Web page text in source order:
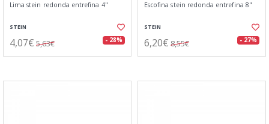
Lima stein redonda entrefina 4"
STEIN
4,07€ 5,63€ - 28%
Escofina stein redonda entrefina 8"
STEIN
6,20€ 8,55€ - 27%